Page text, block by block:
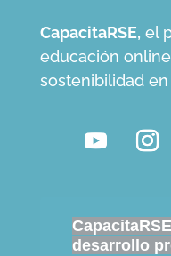
CapacitaRSE, el
educación
sostenibilidad
desarrollo